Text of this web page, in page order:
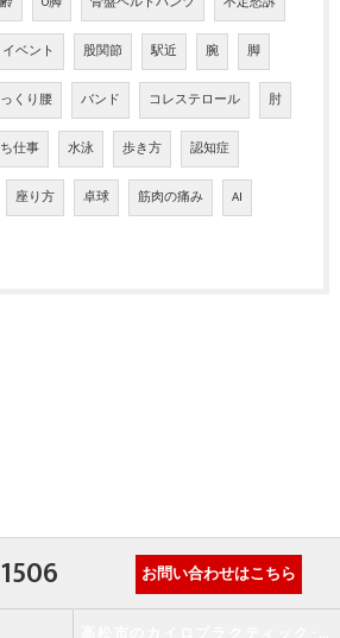
イベント 股関節 駅近 腕 脚
くり腰 バンド コレステロール 肘
仕事 水泳 歩き方 認知症
座り方 卓球 筋肉の痛み AI
お問い合わせはこちら